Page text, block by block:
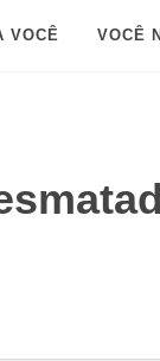
VOCÊ VOCÊ